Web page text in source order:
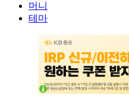
머니
테마